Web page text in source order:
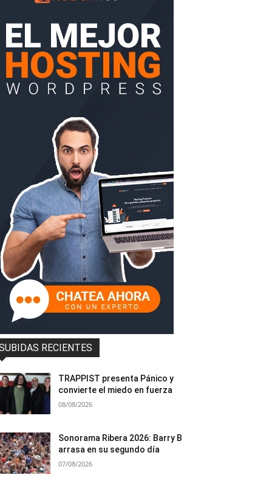
RECIENTES
TRAPPIST presenta Pánico y
convierte el miedo en fuerza
08/08/2026
Sonorama Ribera 2026: Barry B
arrasa en su segundo día
07/08/2026